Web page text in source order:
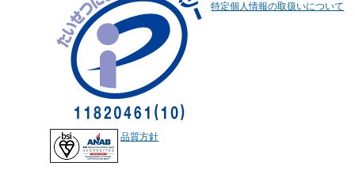
特定個人情報の取扱いについて
品質方針